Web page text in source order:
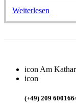
Weiterlesen
icon Am
icon
(+49) 209